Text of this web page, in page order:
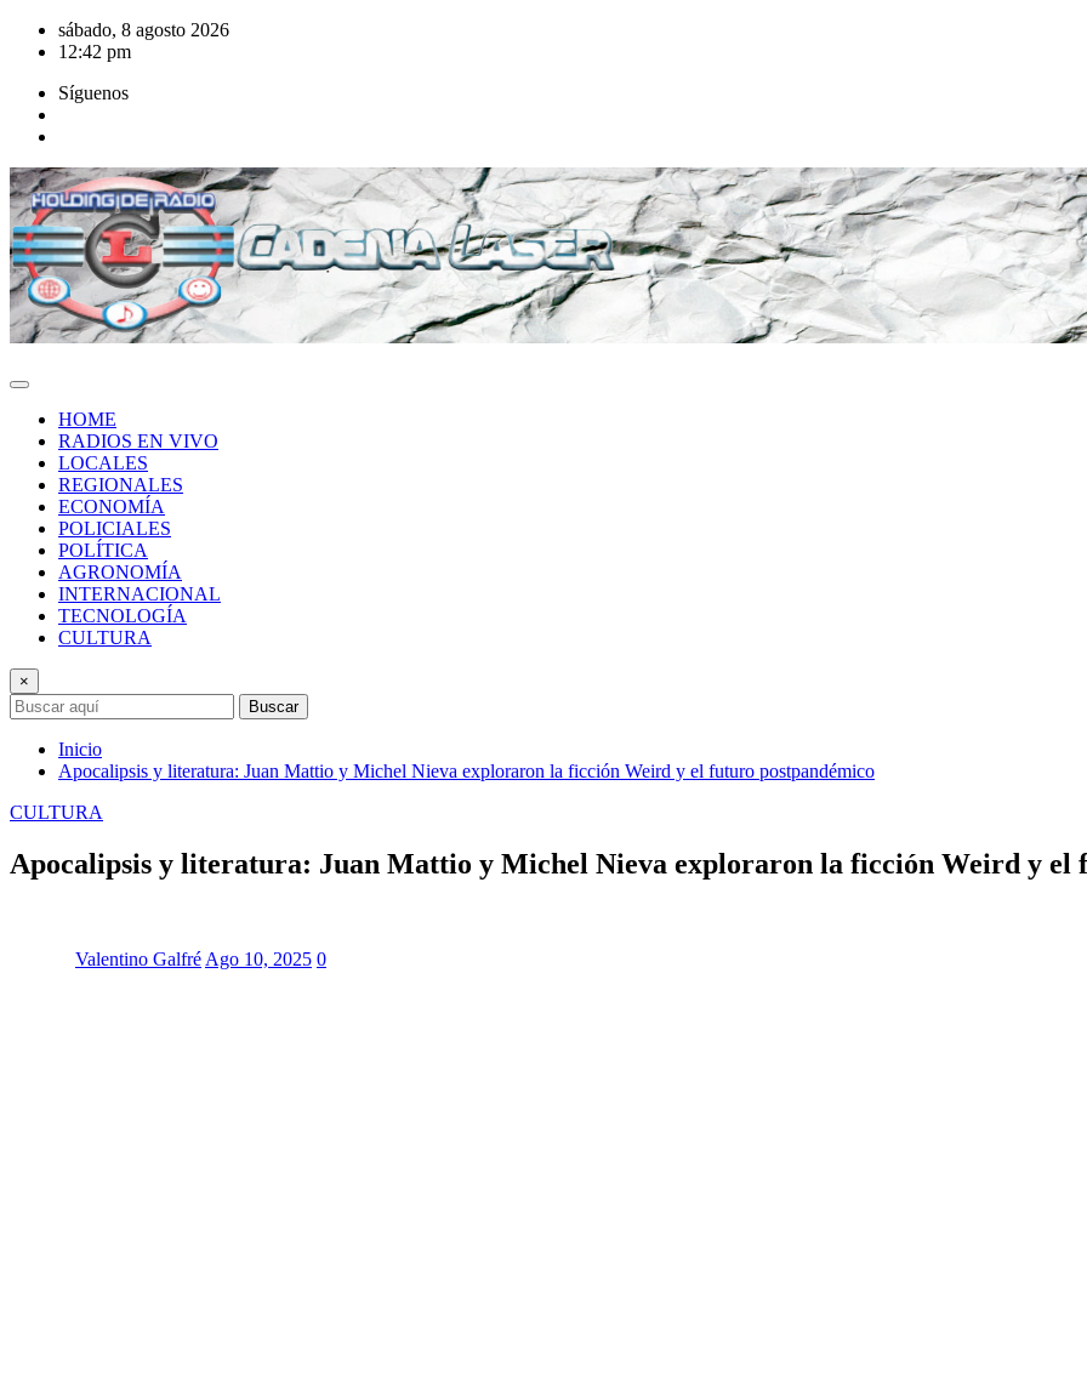
Saltar
sábado, 8 agosto 2026
12:42 pm
Síguenos
HOME
RADIOS EN VIVO
LOCALES
REGIONALES
ECONOMÍA
POLICIALES
POLÍTICA
AGRONOMÍA
INTERNACIONAL
TECNOLOGÍA
CULTURA
×
Buscar
Inicio
Apocalipsis y literatura: Juan Mattio y Michel Nieva exploraron la ficción Weird y el futuro postpandémico
CULTURA
Apocalipsis y literatura: Juan Mattio y Michel Nieva exploraron la ficción Weird y el
Valentino Galfré Ago 10, 2025 0